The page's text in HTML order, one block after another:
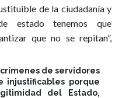
de la ciudadanía y
estado tenemos que
que no se repitan”,
de servidores
injustificables porque
del Estado,